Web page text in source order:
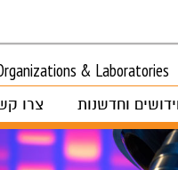
& Laboratories
וחדשנות צרו